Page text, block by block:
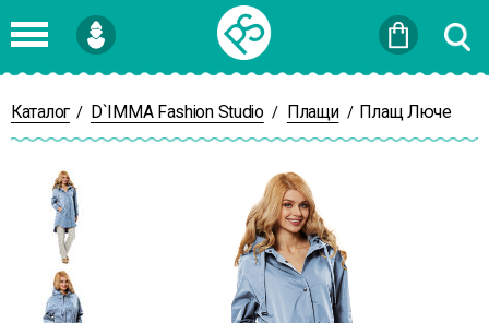
Войти
Каталог / D`IMMA Fashion Studio / Плащи / Плащ Люче